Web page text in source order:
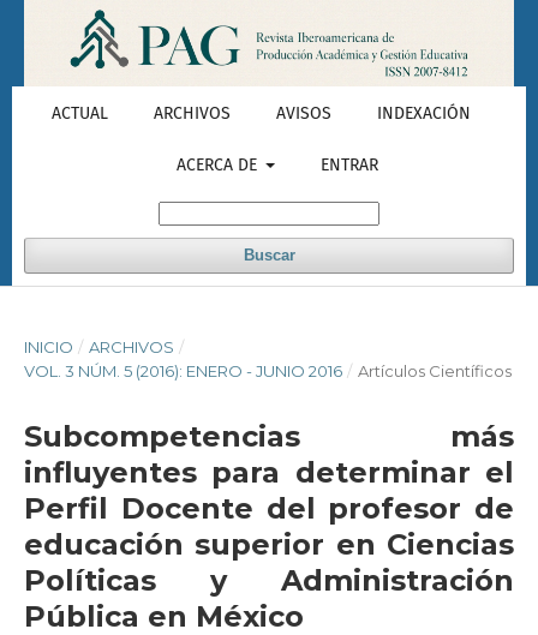
ACTUAL ARCHIVOS AVISOS INDEXACIÓN
ACERCA DE ENTRAR
Buscar
INICIO / ARCHIVOS /
VOL. 3 NÚM. 5 (2016): ENERO - JUNIO 2016 / Artículos Científicos
Subcompetencias más
influyentes para determinar el
Perfil Docente del profesor de
educación superior en Ciencias
Políticas y Administración
Pública en México